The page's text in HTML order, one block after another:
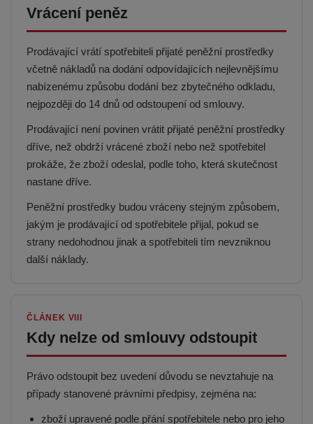
Vrácení peněz
Prodávající vrátí spotřebiteli přijaté peněžní prostředky
včetně nákladů na dodání odpovídajících nejlevnějšímu
nabízenému způsobu dodání bez zbytečného odkladu,
nejpozději do 14 dnů od odstoupení od smlouvy.
Prodávající není povinen vrátit přijaté peněžní prostředky
dříve, než obdrží vrácené zboží nebo než spotřebitel
prokáže, že zboží odeslal, podle toho, která skutečnost
nastane dříve.
Peněžní prostředky budou vráceny stejným způsobem,
jakým je prodávající od spotřebitele přijal, pokud se
strany nedohodnou jinak a spotřebiteli tím nevzniknou
další náklady.
ČLÁNEK VIII
Kdy nelze od smlouvy odstoupit
Právo odstoupit bez uvedení důvodu se nevztahuje na
případy stanovené právními předpisy, zejména na:
zboží upravené podle přání spotřebitele nebo pro jeho